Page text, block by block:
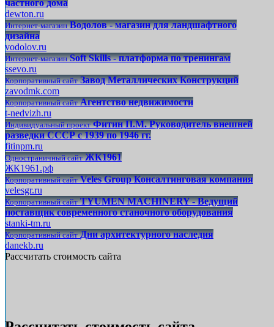
частного дома
dewton.ru
Интернет-магазин Водолов - магазин для ландшафтного
дизайна
vodolov.ru
Интернет-магазин Soft Skills - платформа по тренингам
ssevo.ru
Корпоративный сайт Завод Металлических Конструкций
zavodmk.com
Корпоративный сайт Агентство недвижимости
t-nedvizh.ru
Индивидуальный проект Фитин П.М. Руководитель внешней
разведки СССР с 1939 по 1946 гг.
fitinpm.ru
Одностраничный сайт ЖК1961
ЖК1961.рф
Корпоративный сайт Veles Group Консалтинговая компания
velesgr.ru
Корпоративный сайт TYUMEN MACHINERY - Ведущий
поставщик современного станочного оборудования
stanki-tm.ru
Корпоративный сайт Дни архитектурного наследия
danekb.ru
Рассчитать стоимость сайта